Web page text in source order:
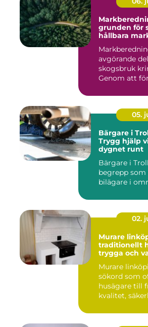
grunden för
hållbara
avgörande
skogsbruk
Genom att
05.
Bärgare i
Trygg hjälp
dygnet runt
Bärgare i
begrepp som
bilägare i
02.
Murare
traditionellt
trygga och
Murare
sökord som
husägare till
kvalitet,